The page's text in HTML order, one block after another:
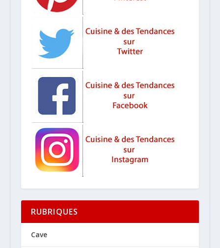
RUBRIQUES
Cave